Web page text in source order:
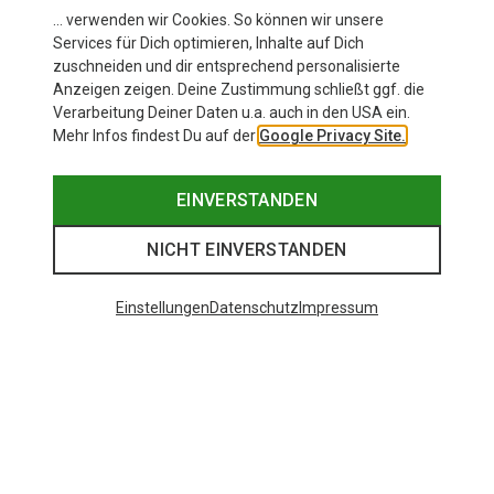
Zur Produktseite
… verwenden wir Cookies. So können wir unsere
Services für Dich optimieren, Inhalte auf Dich
zuschneiden und dir entsprechend personalisierte
Anzeigen zeigen. Deine Zustimmung schließt ggf. die
Verarbeitung Deiner Daten u.a. auch in den USA ein.
Mehr Infos findest Du auf der Google Privacy Site.
EINVERSTANDEN
NICHT EINVERSTANDEN
EinstellungenDatenschutz Impressum